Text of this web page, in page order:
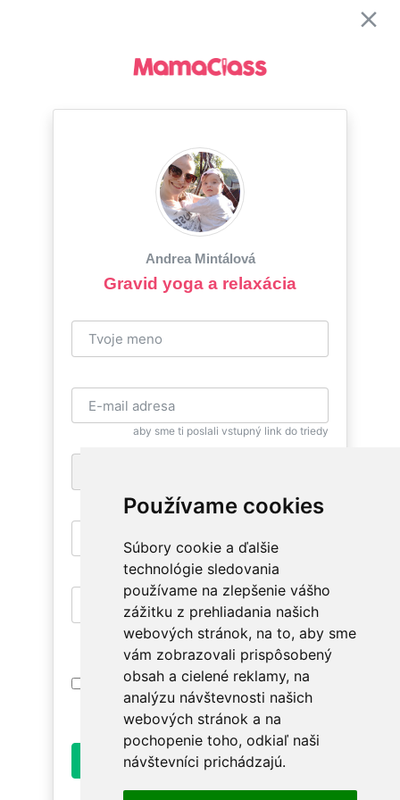
Používame cookies
Súbory cookie a ďalšie
technológie sledovania
používame na zlepšenie vášho
zážitku z prehliadania našich
webových stránok, na to, aby sme
vám zobrazovali prispôsobený
obsah a cielené reklamy, na
analýzu návštevnosti našich
webových stránok a na
pochopenie toho, odkiaľ naši
návštevníci prichádzajú.
Andrea Mintálová
Gravid yoga a relaxácia
aby sme ti poslali vstupný link do triedy
pre zaslanie bezplatnej SMS pripomienky
aby si sa mohla znovu vrátiť
aby si mala prístup na relevantné triedy
Prihlásením súhlasím sPodmienkami
Používania. Oboznám sa prosím ako
spracúvame údaje v
Ochrane osobných údajov
Odoslať